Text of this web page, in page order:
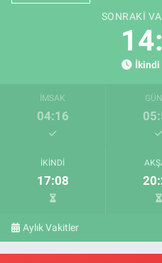
SONRAKI
İkindi
İMSAK
04:16
İKINDI
17:08
Aylık Vakitler